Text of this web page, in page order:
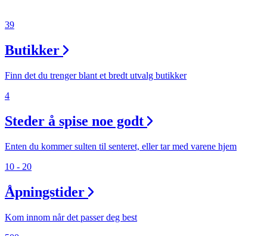
39
Butikker
Finn det du trenger blant et bredt utvalg butikker
4
Steder å spise noe godt
Enten du kommer sulten til senteret, eller tar med varene hjem
10 - 20
Åpningstider
Kom innom når det passer deg best